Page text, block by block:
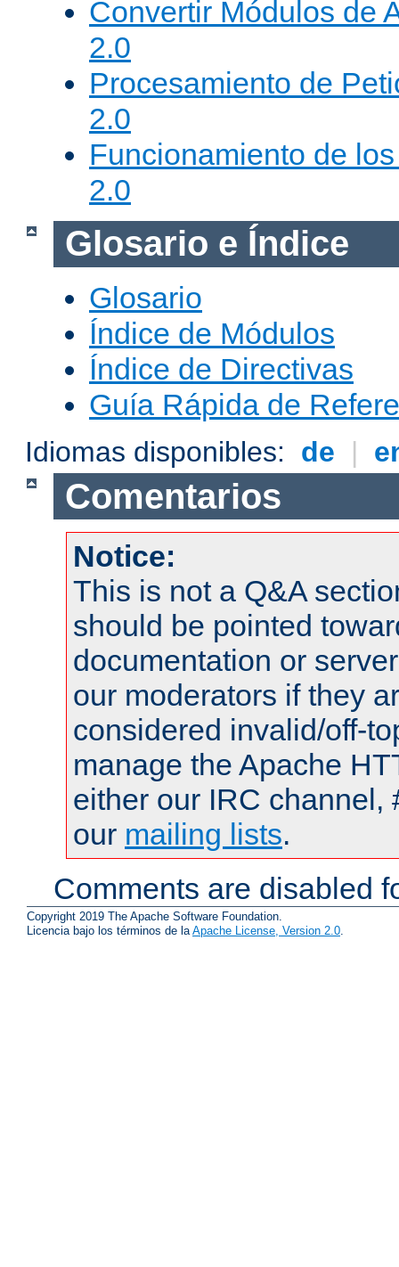
Convertir Módulos de
2.0
Procesamiento de
2.0
Funcionamiento de
2.0
Glosario e Índice
Glosario
Índice de Módulos
Índice de Directivas
Guía Rápida de
Idiomas disponibles: de |
Comentarios
Notice:
This is not a Q&A
should be pointed
documentation or
our moderators if they
considered invalid/off-
manage the Apache
either our IRC channel,
our mailing lists.
Comments are disabled
Copyright 2019 The Apache Software Foundation.
Licencia bajo los términos de la Apache License, Version 2.0